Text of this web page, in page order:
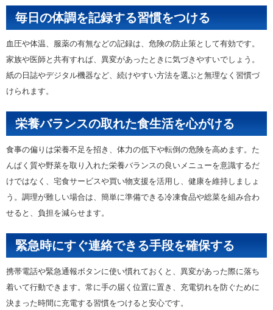
毎日の体調を記録する習慣をつける
血圧や体温、服薬の有無などの記録は、危険の防止策として有効です。
家族や医師と共有すれば、異変があったときに気づきやすいでしょう。
紙の日誌やデジタル機器など、続けやすい方法を選ぶと無理なく習慣づ
けられます。
栄養バランスの取れた食生活を心がける
食事の偏りは栄養不足を招き、体力の低下や転倒の危険を高めます。た
んぱく質や野菜を取り入れた栄養バランスの良いメニューを意識するだ
けではなく、宅食サービスや買い物支援を活用し、健康を維持しましょ
う。調理が難しい場合は、簡単に準備できる冷凍食品や総菜を組み合わ
せると、負担を減らせます。
緊急時にすぐ連絡できる手段を確保する
携帯電話や緊急通報ボタンに使い慣れておくと、異変があった際に落ち
着いて行動できます。常に手の届く位置に置き、充電切れを防ぐために
決まった時間に充電する習慣をつけると安心です。